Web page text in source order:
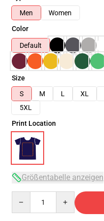
Men
Women
Color
Default
Size
S
M L XL
5XL
Print Location
Größentabelle anzeigen